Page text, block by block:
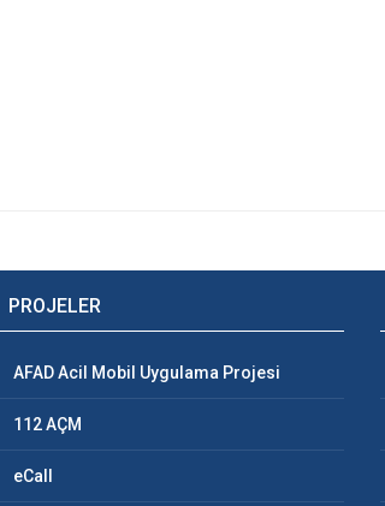
PROJELER
AFAD Acil Mobil Uygulama Projesi
112 AÇM
eCall